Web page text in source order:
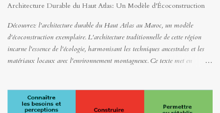
Architecture Durable du Haut Atlas: Un Modèle d'Écoconstruction
Découvrez l'architecture durable du Haut Atlas au Maroc, un modèle
d'écoconstruction exemplaire. L'architecture traditionnelle de cette région
incarne l'essence de l'écologie, harmonisant les techniques ancestrales et les
matériaux locaux avec l'environnement montagneux. Ce texte met en
disposition des habitations à l'utilisation de matériaux locaux et recyclables,
témoigne d'une conscience écologique profondément ancrée dans la culture